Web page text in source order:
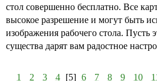
стол совершенно бесплатно. Все
высокое разрешение и могут быть
изображения рабочего стола. Пусть
существа дарят вам радостное
1 2 3 4 [5] 6 7 8 9 10